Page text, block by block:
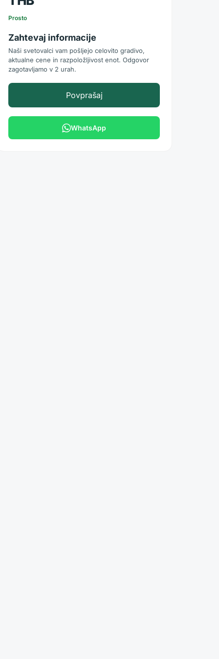
Prosto
Zahtevaj informacije
Naši svetovalci vam pošljejo celovito gradivo,
aktualne cene in razpoložljivost enot. Odgovor
zagotavljamo v 2 urah.
Povprašaj
WhatsApp